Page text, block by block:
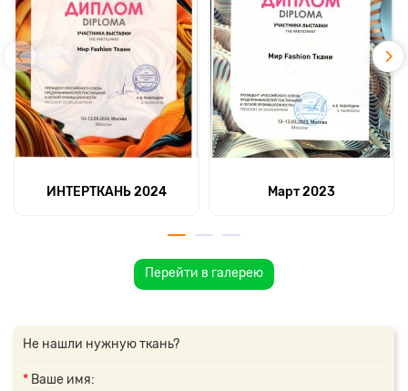
ИНТЕРТКАНЬ 2024 Март 2023
Перейти в галерею
Не нашли нужную ткань?
Ваше имя: